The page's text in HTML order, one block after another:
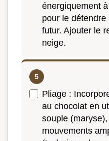
énergiquement
pour le
futur. Ajouter le
neige.
Pliage :
au chocolat en
souple
mouvements